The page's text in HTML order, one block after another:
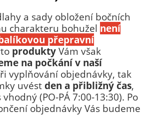
a sady obložení bočních
charakteru bohužel není
přepravní
produkty Vám však
na počkání v naší
vyplňování objednávky, tak
uvéstden a přibližný čas,
(PO-PÁ 7:00-13:30). Po
objednávky Vás budeme